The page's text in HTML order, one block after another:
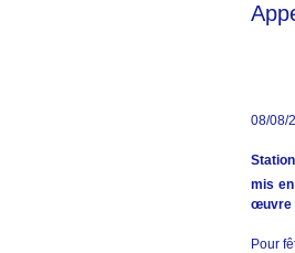
08/08/
mis
œuvre
Pour